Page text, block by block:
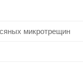
микротрещин